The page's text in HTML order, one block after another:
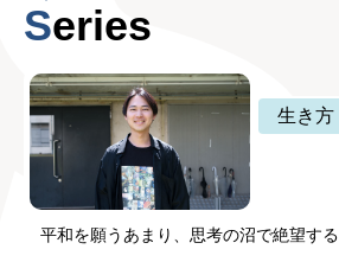
Series
生き方
平和を願うあまり、思考の沼で絶望する